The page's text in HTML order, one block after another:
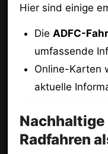
Hier sind einige
DieADFC-
umfassende
Online-Karten
aktuelle
Radfahren